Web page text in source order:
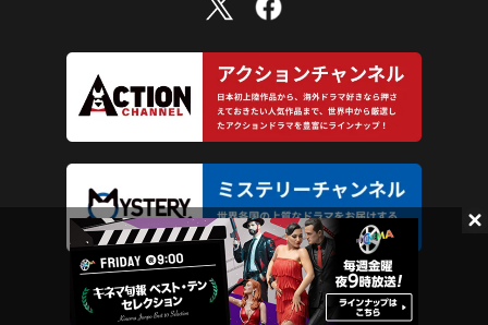
©︎ AXN Entertainment Co., Ltd. All Rights Reserved.